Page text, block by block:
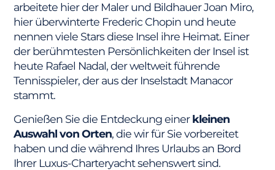
arbeitete hier der Maler und Bildhauer Joan Miro,
hier überwinterte Frederic Chopin und heute
nennen viele Stars diese Insel ihre Heimat. Einer
der berühmtesten Persönlichkeiten der Insel ist
heute Rafael Nadal, der weltweit führende
Tennisspieler, der aus der Inselstadt Manacor
stammt.
Genießen Sie die Entdeckung einerkleinen
Auswahl von Orten, die wir für Sie vorbereitet
haben und die während Ihres Urlaubs an Bord
Ihrer Luxus-Charteryacht sehenswert sind.